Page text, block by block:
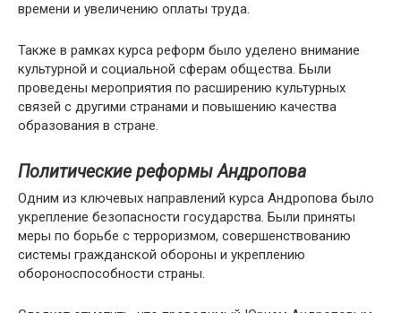
времени и увеличению оплаты труда.
Также в рамках курса реформ было уделено внимание
культурной и социальной сферам общества. Были
проведены мероприятия по расширению культурных
связей с другими странами и повышению качества
образования в стране.
Политические реформы Андропова
Одним из ключевых направлений курса Андропова было
укрепление безопасности государства. Были приняты
меры по борьбе с терроризмом, совершенствованию
системы гражданской обороны и укреплению
обороноспособности страны.